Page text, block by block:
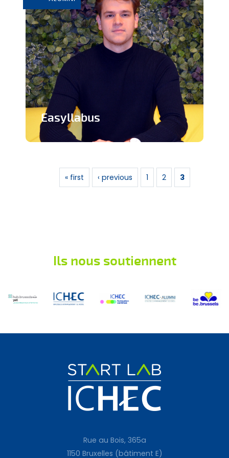
Easyllabus
En savoir plus
« first ‹ previous 1 2 3
Ils nous soutiennent
Rue au Bois, 365a
1150 Bruxelles (bâtiment E)